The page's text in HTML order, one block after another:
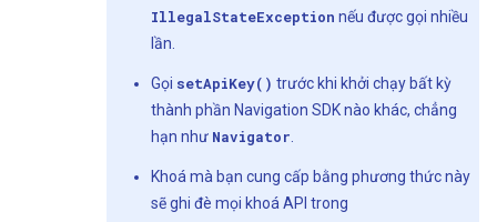
IllegalStateException nếu được gọi nhiều
lần.
Gọi setApiKey() trước khi khởi chạy bất kỳ
thành phần Navigation SDK nào khác, chẳng
hạn như Navigator
Khoá mà bạn cung cấp bằng phương thức này
sẽ ghi đè mọi khoá API trong